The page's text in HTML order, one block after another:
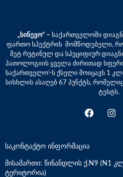
„სინევო“ – საქართველოში
ფართო სპექტრის მომწოდებელი,
მეტ რუტინულ და სპეციფიურ
პათოლოგიის ყველა ძირითად
საქართველო’-ს ქსელი მოიცავს 1
სისხლის ასაღებ 67 პუნქტს,
ტესტს.
საკონტაქტო ინფორმაცია
მისამართი: წინანდლის ქ.N9 (N1
ტერიტორია)